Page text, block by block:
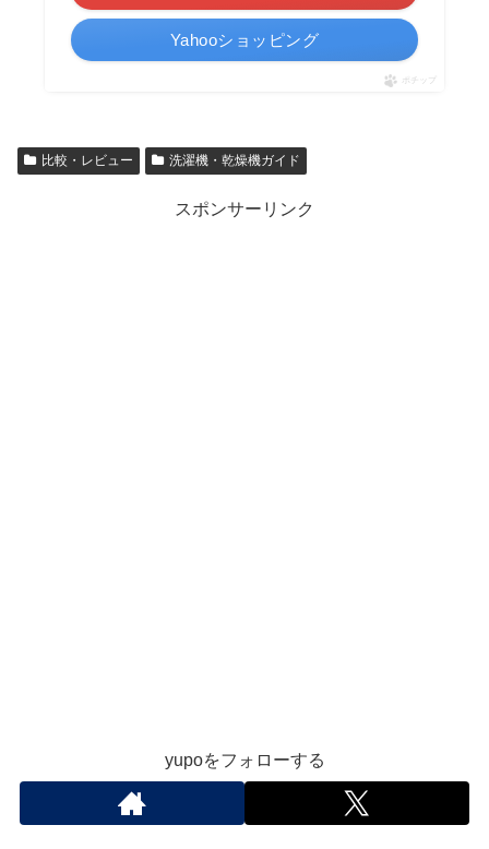
Yahooショッピング
ポチップ
比較・レビュー 洗濯機・乾燥機ガイド
スポンサーリンク
yupoをフォローする